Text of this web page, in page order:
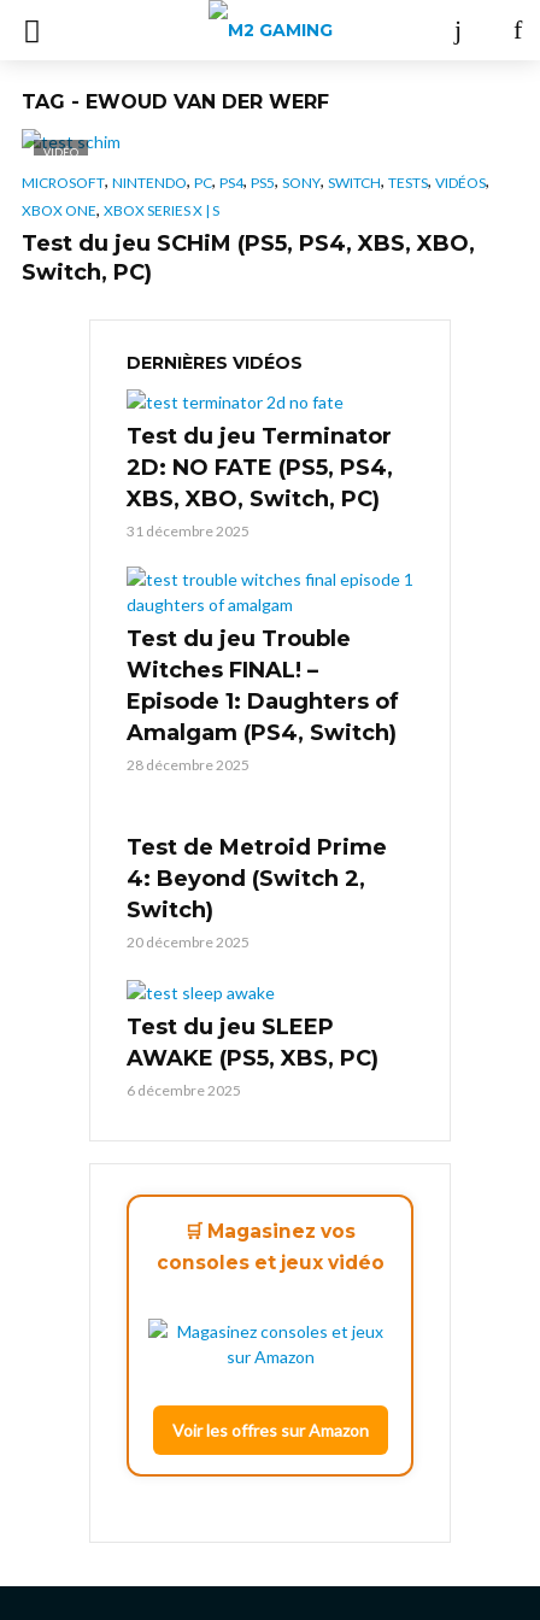
TAG - EWOUD VAN DER WERF
VIDÉO
MICROSOFT, NINTENDO, PC, PS4, PS5, SONY, SWITCH, TESTS, VIDÉOS,
XBOX ONE, XBOX SERIES X | S
Test du jeu SCHiM (PS5, PS4, XBS, XBO,
Switch, PC)
DERNIÈRES VIDÉOS
Test du jeu Terminator
2D: NO FATE (PS5, PS4,
XBS, XBO, Switch, PC)
31 décembre 2025
Test du jeu Trouble
Witches FINAL! –
Episode 1: Daughters of
Amalgam (PS4, Switch)
28 décembre 2025
Test de Metroid Prime
4: Beyond (Switch 2,
Switch)
20 décembre 2025
Test du jeu SLEEP
AWAKE (PS5, XBS, PC)
6 décembre 2025
🛒 Magasinez vos
consoles et jeux vidéo
Voir les offres sur Amazon